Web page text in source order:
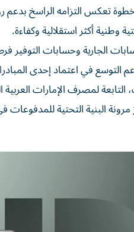
التزامه الراسخ بدعم
وطنية أكثر استقلالية وكفاءة.
الجارية وحسابات التوفير
في اعتماد إحدى
التابعة لمصرف الإمارات
البنية التحتية للمدفوعات